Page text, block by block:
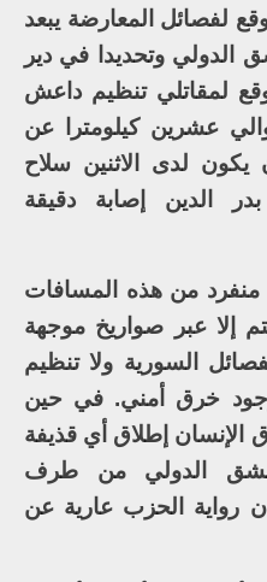
لفصائل المعارضة يبعد
الدولي وتحديدا في دير
لمقاتلي تنظيم داعش
عشرين كيلومترا عن
يكون لدى الاثنين سلاح
الدين إصابة دقيقة
من هذه المسافات
إلا عبر صواريخ موجهة
السورية ولا تنظيم
خرق أمني. في حين
إطلاق أي قذيفة
الدولي من طرف
رواية الحزب عارية عن